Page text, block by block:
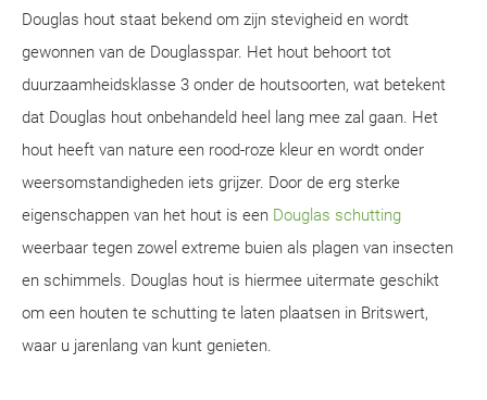
Douglas hout staat bekend om zijn stevigheid en wordt
gewonnen van de Douglasspar. Het hout behoort tot
duurzaamheidsklasse 3 onder de houtsoorten, wat betekent
dat Douglas hout onbehandeld heel lang mee zal gaan. Het
hout heeft van nature een rood-roze kleur en wordt onder
weersomstandigheden iets grijzer. Door de erg sterke
eigenschappen van het hout is een Douglas schutting
weerbaar tegen zowel extreme buien als plagen van insecten
en schimmels. Douglas hout is hiermee uitermate geschikt
om een houten te schutting te laten plaatsen in Britswert,
waar u jarenlang van kunt genieten.